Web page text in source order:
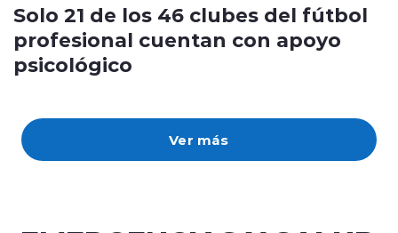
Ver más
Solo 21 de los 46 clubes del fútbol
profesional cuentan con apoyo
psicológico